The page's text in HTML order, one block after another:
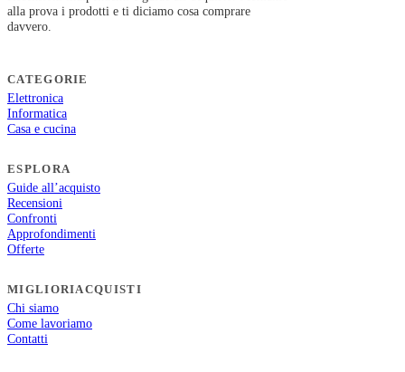
alla prova i prodotti e ti diciamo cosa comprare
davvero.
CATEGORIE
Elettronica
Informatica
Casa e cucina
ESPLORA
Guide all’acquisto
Recensioni
Confronti
Approfondimenti
Offerte
MIGLIORIACQUISTI
Chi siamo
Come lavoriamo
Contatti